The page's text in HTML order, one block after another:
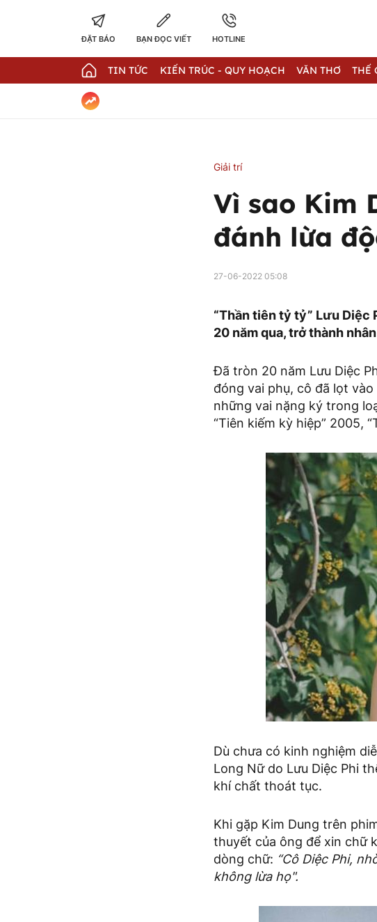
ĐẶT BÁO BẠN ĐỌC VIẾT HOTLINE
TIN TỨC KIẾN TRÚC - QUY HOẠCH VĂN THƠ THẾ
Giải trí
Vì sao Kim
đánh lừa
27-06-2022 05:08
“Thần tiên tỷ tỷ” Lưu
20 năm qua, trở thành
Đã tròn 20 năm Lưu Diệc
đóng vai phụ, cô đã lọt
những vai nặng ký trong
“Tiên kiếm kỳ hiệp” 2005,
Dù chưa có kinh nghiệm
Long Nữ do Lưu Diệc Phi
khí chất thoát tục.
Khi gặp Kim Dung trên
thuyết của ông để xin chữ
dòng chữ: “Cô Diệc Phi,
không lừa họ".